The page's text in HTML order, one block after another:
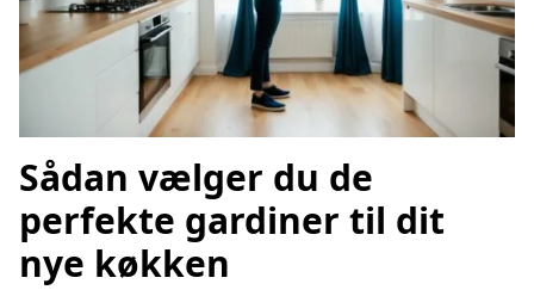
Sådan vælger du de
perfekte gardiner til dit
nye køkken